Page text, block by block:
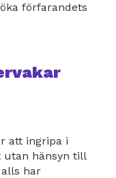
förfarandets
att ingripa i
utan hänsyn till
har